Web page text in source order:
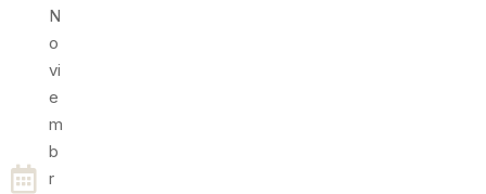
N
O
Vi
E
M
B
R